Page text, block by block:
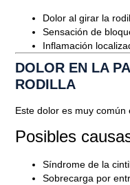
QUÉ
Dolor al girar la
Sensación de
Inflamación
DOLOR EN LA
RODILLA
Este dolor es muy común
Posibles
Síndrome de la
Sobrecarga por